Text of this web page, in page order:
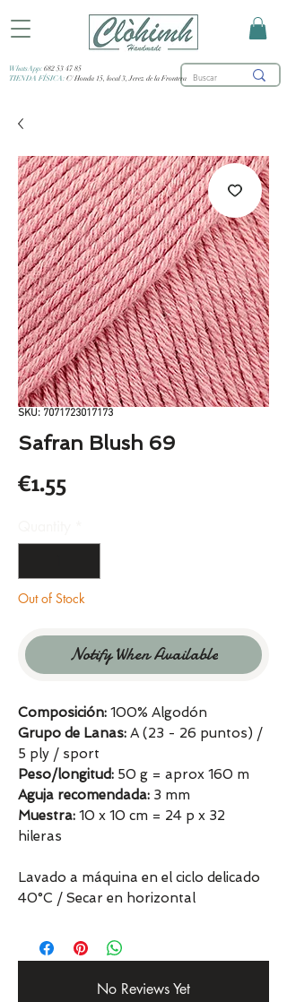
WhatsApp: 682 53 47 85
TIENDA FÍSICA: C/ Honda 15, local 3, Jerez de la Frontera
SKU: 7071723017173
Safran Blush 69
€1.55Price
Out of Stock
Notify When Available
Composición: 100% Algodón
Grupo de Lanas: A (23 - 26 puntos) /
5 ply / sport
Peso/longitud: 50 g = aprox 160 m
Aguja recomendada: 3 mm
Muestra: 10 x 10 cm = 24 p x 32
hileras
Lavado a máquina en el ciclo delicado
40°C / Secar en horizontal
No Reviews Yet